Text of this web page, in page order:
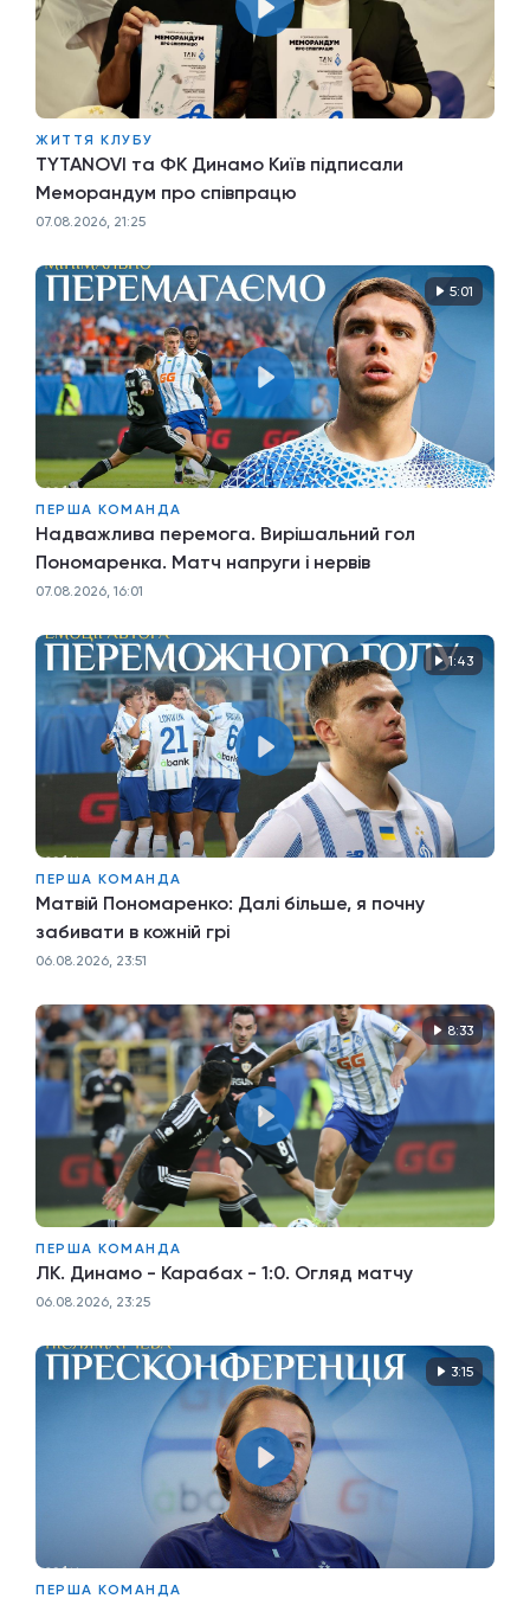
ЖИТТЯ КЛУБУ
TYTANOVI та ФК Динамо Київ підписали
Меморандум про співпрацю
07.08.2026, 21:25
5:01
ПЕРША КОМАНДА
Надважлива перемога. Вирішальний гол
Пономаренка. Матч напруги і нервів
07.08.2026, 16:01
1:43
ПЕРША КОМАНДА
Матвій Пономаренко: Далі більше, я почну
забивати в кожній грі
06.08.2026, 23:51
8:33
ПЕРША КОМАНДА
ЛК. Динамо - Карабах - 1:0. Огляд матчу
06.08.2026, 23:25
3:15
ПЕРША КОМАНДА